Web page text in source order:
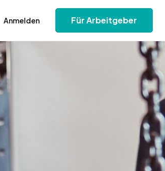
Anmelden Für Arbeitgeber